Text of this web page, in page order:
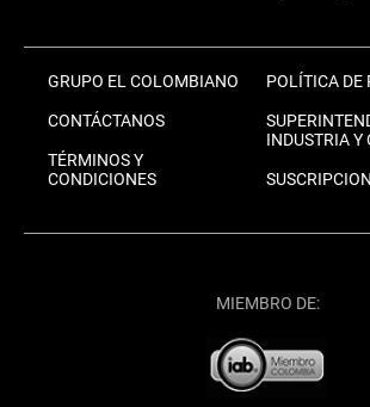
GRUPO EL COLOMBIANO
CONTÁCTANOS
TÉRMINOS Y
CONDICIONES
POLÍTICA DE
INDUSTRIA Y
MIEMBRO DE: